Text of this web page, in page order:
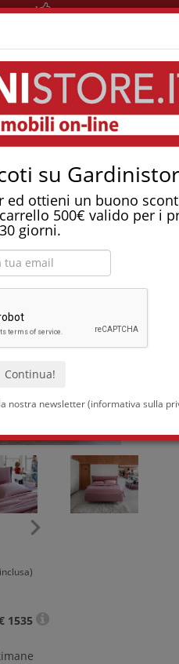
su
ed ottieni un buono
500€ valido per i
30 giorni.
nostra newsletter (informativa sulla
friggitrice
Box
1535